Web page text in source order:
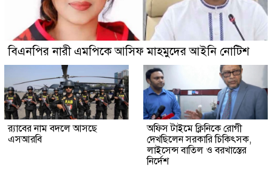
বিএনপির নারী এমপিকে আসিফ মাহমুদের আইনি নোটিশ
র‍্যাবের নাম বদলে আসছে
এসআরবি
অফিস টাইমে ক্লিনিকে রোগী
দেখছিলেন সরকারি চিকিৎসক,
লাইসেন্স বাতিল ও বরখাস্তের
নির্দেশ